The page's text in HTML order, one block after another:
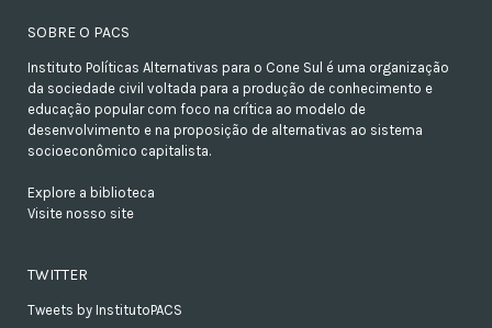
SOBRE O PACS
Instituto Políticas Alternativas para o Cone Sul é uma organização
da sociedade civil voltada para a produção de conhecimento e
educação popular com foco na crítica ao modelo de
desenvolvimento e na proposição de alternativas ao sistema
socioeconômico capitalista.
Explore a biblioteca
Visite nosso site
TWITTER
Tweets by InstitutoPACS